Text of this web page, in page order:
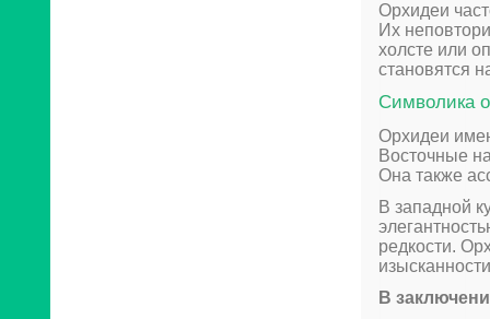
Орхидеи
Их
холсте или
становятся
Символика
Орхидеи
Восточные
Она также
В западной
редкости.
В